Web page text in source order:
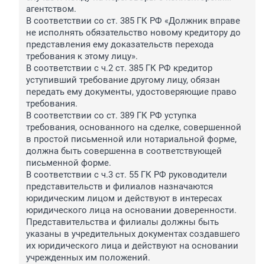
агентством.
В соответствии со ст. 385 ГК РФ «Должник вправе
не исполнять обязательство новому кредитору до
представления ему доказательств перехода
требования к этому лицу».
В соответствии с ч.2 ст. 385 ГК РФ кредитор
уступивший требование другому лицу, обязан
передать ему документы, удостоверяющие право
требования.
В соответствии со ст. 389 ГК РФ уступка
требования, основанного на сделке, совершенной
в простой письменной или нотариальной форме,
должна быть совершенна в соответствующей
письменной форме.
В соответствии с ч.3 ст. 55 ГК РФ руководители
представительств и филиалов назначаются
юридическим лицом и действуют в интересах
юридического лица на основании доверенности.
Представительства и филиалы должны быть
указаны в учредительных документах создавшего
их юридического лица и действуют на основании
учрежденных им положений.